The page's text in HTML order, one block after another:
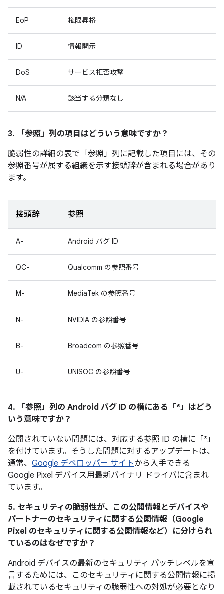
EoP 権限昇格
ID 情報開示
DoS サービス拒否攻撃
N/A 該当する分類なし
3. 「参照」 列の項目はどういう意味ですか？
脆弱性の詳細の表で「参照」 列に記載した項目には、その
参照番号が属する組織を示す接頭辞が含まれる場合があり
ます。
接頭辞 参照
A- Android バグ ID
QC- Qualcomm の参照番号
M- MediaTek の参照番号
N- NVIDIA の参照番号
B- Broadcom の参照番号
U- UNISOC の参照番号
4. 「参照」 列の Android バグ ID の横にある「*」はどう
いう意味ですか？
公開されていない問題には、対応する参照 ID の横に「*」
を付けています。そうした問題に対するアップデートは、
通常、 Google デベロッパー サイトから入手できる
Google Pixel デバイス用最新バイナリ ドライバに含まれ
ています。
5. セキュリティの脆弱性が、この公開情報とデバイスや
パートナーのセキュリティに関する公開情報（Google
Pixel のセキュリティに関する公開情報など）に分けられ
ているのはなぜですか？
Android デバイスの最新のセキュリティ パッチレベルを宣
言するためには、このセキュリティに関する公開情報に掲
載されているセキュリティの脆弱性への対処が必要となり